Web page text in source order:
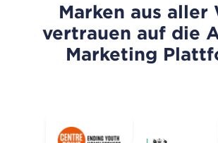
Marken aus aller
vertrauen auf die
Marketing